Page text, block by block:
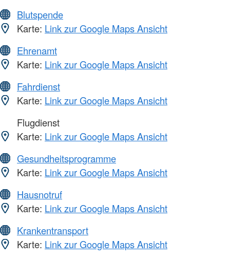
Blutspende
Karte: Link zur Google Maps Ansicht
Ehrenamt
Karte: Link zur Google Maps Ansicht
Fahrdienst
Karte: Link zur Google Maps Ansicht
Flugdienst
Karte: Link zur Google Maps Ansicht
Gesundheitsprogramme
Karte: Link zur Google Maps Ansicht
Hausnotruf
Karte: Link zur Google Maps Ansicht
Krankentransport
Karte: Link zur Google Maps Ansicht